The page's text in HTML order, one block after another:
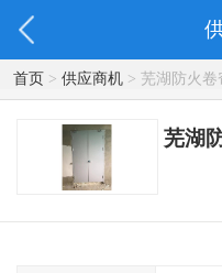
首页> 供应商机> 芜湖防火卷
芜湖